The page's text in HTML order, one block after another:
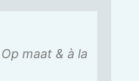
maat & à la